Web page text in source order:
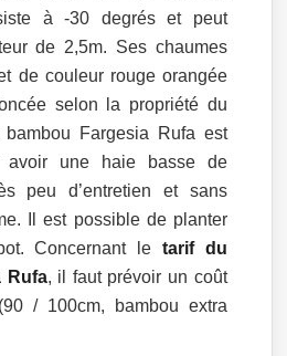
à -30 degrés et peut
de 2,5m. Ses chaumes
de couleur rouge orangée
selon la propriété du
bambou Fargesia Rufa est
avoir une haie basse de
peu d’entretien et sans
Il est possible de planter
Concernant le tarif du
Rufa, il faut prévoir un coût
/ 100cm, bambou extra